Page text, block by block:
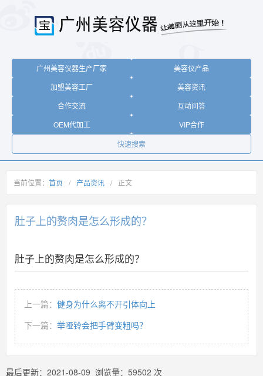
广州美容仪器生产厂家
美容仪产品
加盟美容工厂
美容资讯
合作交流
互动问答
OEM代加工
VIP合作
快速搜索
当前位置： 首页 / 产品资讯 / 正文
肚子上的赘肉是怎么形成的？
肚子上的赘肉是怎么形成的？
上一篇： 健身为什么离不开引体向上
下一篇： 举哑铃会把手臂变粗吗？
最后更新： 2021-08-09 浏览量： 59502 次